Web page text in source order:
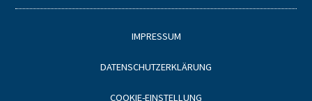
IMPRESSUM
DATENSCHUTZERKLÄRUNG
COOKIE-EINSTELLUNG